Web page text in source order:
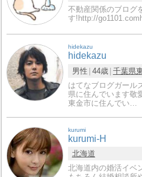
不動産関係のブログ
す!http://
hidekazu
hidekazu
男性 44歳 千葉県
はてなブログガール
県に住んでいます敬
東金市に住んでい…
kurumi
kurumi-H
北海道
北海道内の婚活イベ